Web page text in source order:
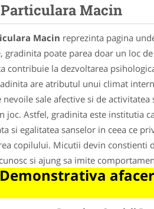
Macin
Macin reprezinta pagina
gradinita poate parea doar un loc
contribuie la dezvoltarea
are atributul unui climat
sale afective si de
joc. Astfel, gradinita este institutia
si egalitatea sanselor in ceea ce
copilului. Micutii devin constienti
si ajung sa imite